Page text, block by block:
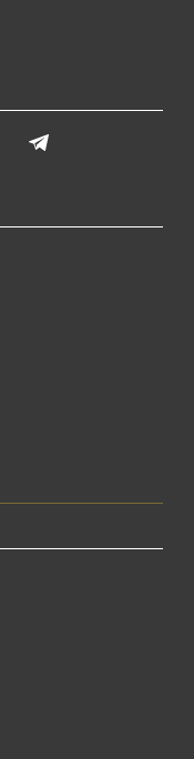
LinkedIn